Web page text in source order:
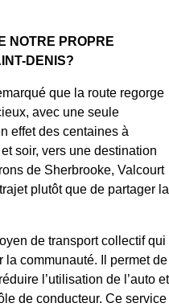
NOTRE PROPRE
DENIS?
que la route regorge
avec une seule
effet des centaines à
soir, vers une destination
de Sherbrooke, Valcourt
plutôt que de partager la
de transport collectif qui
la communauté. Il permet de
l’utilisation de l’auto et
de conducteur. Ce service